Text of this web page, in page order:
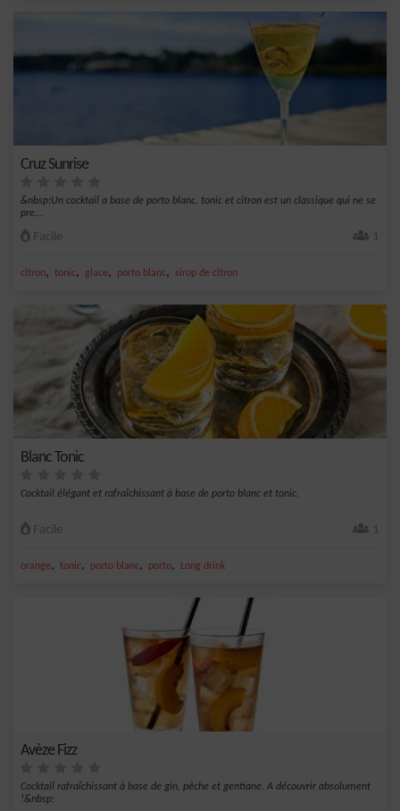
Cruz Sunrise
&nbsp;Un cocktail a base de porto blanc, tonic et citron est un classique qui ne se
pre...
Facile 1
citron, tonic, glace, porto blanc, sirop de citron
Blanc Tonic
Cocktail élégant et rafraîchissant à base de porto blanc et tonic.
Facile 1
orange, tonic, porto blanc, porto, Long drink
Avèze Fizz
Cocktail rafraîchissant à base de gin, pêche et gentiane. A découvrir absolument
!&nbsp;